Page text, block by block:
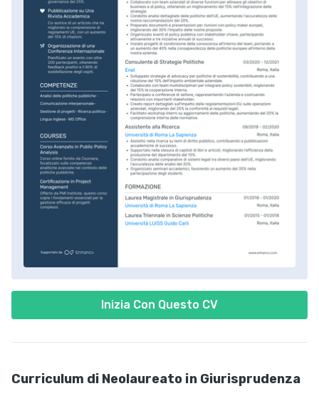
Inizia Con Questo CV
Curriculum di Neolaureato in Giurisprudenza